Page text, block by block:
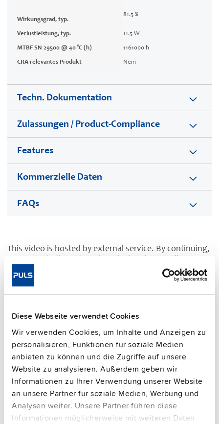
Diese Webseite verwendet Cookies
Wir verwenden Cookies, um Inhalte und Anzeigen zu
personalisieren, Funktionen für soziale Medien
anbieten zu können und die Zugriffe auf unsere
Website zu analysieren. Außerdem geben wir
Informationen zu Ihrer Verwendung unserer Website
an unsere Partner für soziale Medien, Werbung und
Analysen weiter. Unsere Partner führen diese
Informationen möglicherweise mit weiteren Daten
Wirkungsgrad, typ.
81.5 %
Verlustleistung, typ. 11.5 W
MTBF SN 29500 @ 40 °C (h) 1161000 h
CRA-relevantes Produkt Nein
Techn. Dokumentation
Zulassungen / Product-Compliance
Features
Kommerzielle Daten
FAQs
This video is hosted by external service. By continuing,
See privacy policy for details
Ergänzungsgeräte